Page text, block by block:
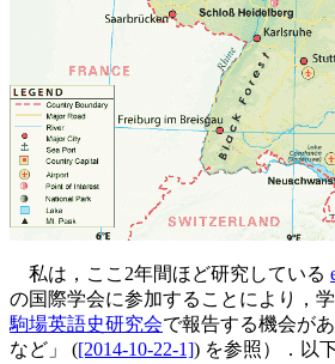
私は，ここ2年間ほど研究している
の国際学会に参加することにより，
駒場英語史研究会で報告する機会が
など」 ([2014-10-22-1]) を参照）．以